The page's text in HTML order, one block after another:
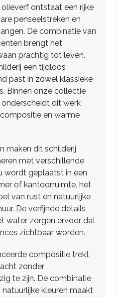
ontstaat een rijke
penseelstreken en
De combinatie van
brengt het
prachtig tot leven.
een tijdloos
past in zowel klassieke
Binnen onze collectie
onderscheidt dit werk
en warme
maken dit schilderij
met verschillende
wordt geplaatst in een
of kantoorruimte, het
van rust en natuurlijke
De verfijnde details
water zorgen ervoor dat
zichtbaar worden.
compositie trekt
zonder
te zijn. De combinatie
kleuren maakt